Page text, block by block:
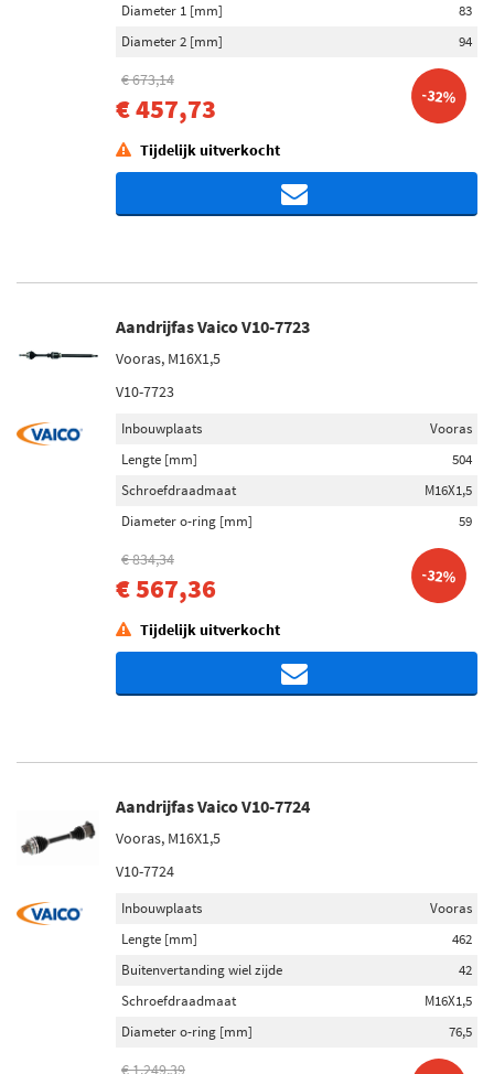
Diameter 1 [mm]
83
Diameter 2 [mm]
94
€ 673,14
€ 457,73 -32%
Tijdelijk uitverkocht
Aandrijfas Vaico V10-7723
Vooras, M16X1,5
V10-7723
Inbouwplaats
Vooras
Lengte [mm]
504
Schroefdraadmaat
M16X1,5
Diameter o-ring [mm]
59
€ 834,34
€ 567,36 -32%
Tijdelijk uitverkocht
Aandrijfas Vaico V10-7724
Vooras, M16X1,5
V10-7724
Inbouwplaats
Vooras
Lengte [mm]
462
Buitenvertanding wiel zijde
42
Schroefdraadmaat
M16X1,5
Diameter o-ring [mm]
76,5
€ 1.249,39